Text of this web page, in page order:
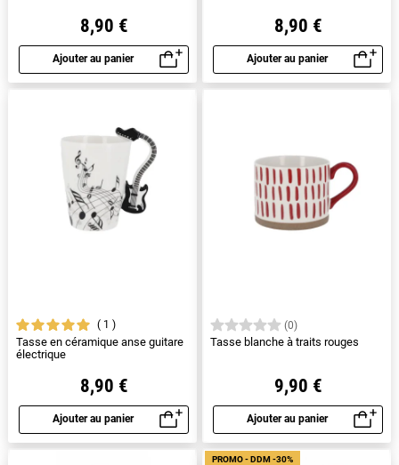
8,90 €
Ajouter au panier
Aperçu rapide
8,90 €
Ajouter au panier
Aperçu rapide
1
Tasse en céramique anse guitare
électrique
8,90 €
Ajouter au panier
Aperçu rapide
(0)
Tasse blanche à traits rouges
9,90 €
Ajouter au panier
Aperçu rapide
PROMO - DDM -30%